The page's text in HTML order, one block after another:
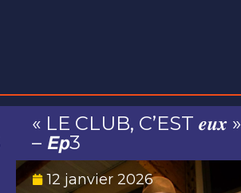
« LE CLUB, C’EST 𝒆𝒖𝒙 »
– 𝙀𝙥3
12 janvier 2026